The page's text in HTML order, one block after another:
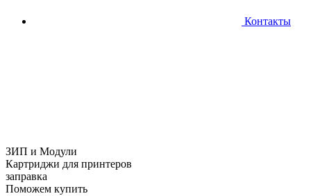
Контакты
ЗИП и Модули
Картриджи для принтеров
заправка
Поможем купить